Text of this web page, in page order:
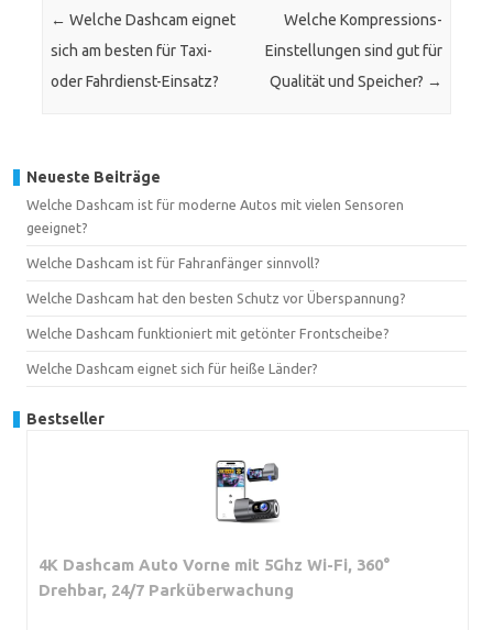
← Welche Dashcam eignet
sich am besten für Taxi-
oder Fahrdienst-Einsatz?
Welche Kompressions-
Einstellungen sind gut für
Qualität und Speicher? →
Neueste Beiträge
Welche Dashcam ist für moderne Autos mit vielen Sensoren
geeignet?
Welche Dashcam ist für Fahranfänger sinnvoll?
Welche Dashcam hat den besten Schutz vor Überspannung?
Welche Dashcam funktioniert mit getönter Frontscheibe?
Welche Dashcam eignet sich für heiße Länder?
Bestseller
4K Dashcam Auto Vorne mit 5Ghz Wi-Fi, 360°
Drehbar, 24/7 Parküberwachung